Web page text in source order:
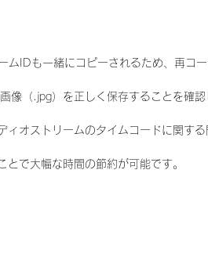
IDも一緒にコピーされるため、再コ
像（.jpg）を正しく保存することを確
オストリームのタイムコードに関す
で大幅な時間の節約が可能です。